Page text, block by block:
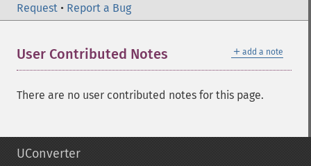
Request • Report a Bug
＋ add a note
User Contributed Notes
There are no user contributed notes for this page.
UConverter